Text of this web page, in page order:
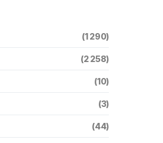
(1 290)
(2 258)
(10)
(3)
(44)